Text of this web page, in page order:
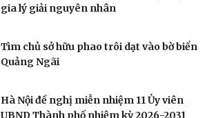
Multimedia
E-Magazine
Infographic
gia lý giải nguyên nhân
Tìm chủ sở hữu phao trôi dạt vào bờ biển
Quảng Ngãi
Hà Nội đề nghị miễn nhiệm 11 Ủy viên
UBND Thành phố nhiệm kỳ 2026-2031